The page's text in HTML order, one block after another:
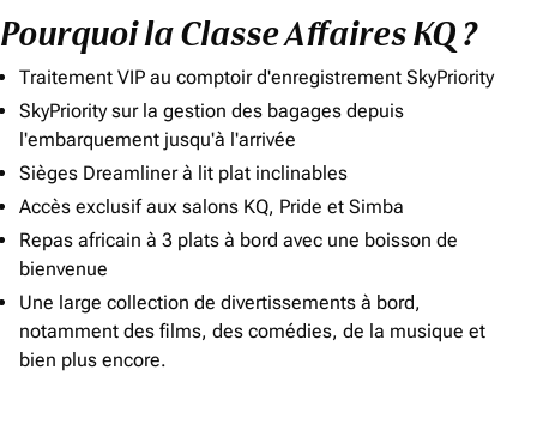
Pourquoi la Classe Affaires KQ ?
Traitement VIP au comptoir d'enregistrement SkyPriority
SkyPriority sur la gestion des bagages depuis
l'embarquement jusqu'à l'arrivée
Sièges Dreamliner à lit plat inclinables
Accès exclusif aux salons KQ, Pride et Simba
Repas africain à 3 plats à bord avec une boisson de
bienvenue
Une large collection de divertissements à bord,
notamment des films, des comédies, de la musique et
bien plus encore.